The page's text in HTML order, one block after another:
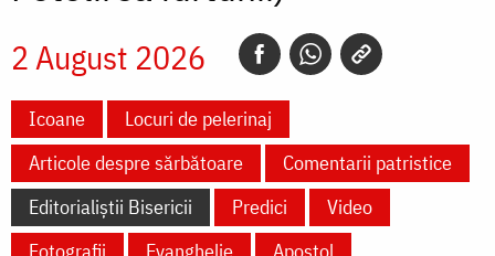
2 August 2026
Icoane
Locuri de pelerinaj
Articole despre sărbătoare
Comentarii patristice
Editorialiștii Bisericii
Predici
Video